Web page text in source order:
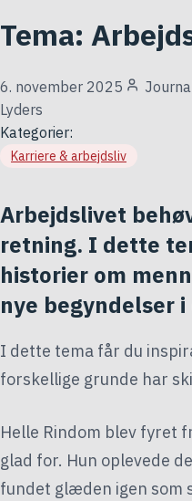
Tema:
6. november 2025
Lyders
Kategorier:
Karriere & arbejdsliv
Arbejdslivet
retning. I dette
historier om
nye begyndelser
I dette tema får du
forskellige grunde har
Helle Rindom blev fyret
glad for. Hun oplevede
fundet glæden igen som